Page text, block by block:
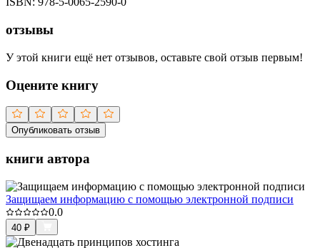
отзывы
У этой книги ещё нет отзывов, оставьте свой отзыв первым!
Оцените книгу
Опубликовать отзыв
книги автора
Защищаем информацию с помощью электронной подписи
0.0
40 ₽